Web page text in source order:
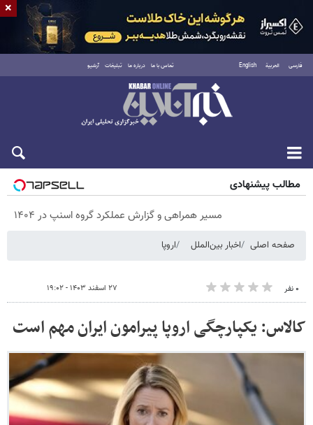
فارسی العربية English تماس با ما درباره ما تبلیغات آرشیو
پنجشنبه ۱۵ مرداد ۱۴۰۵
مطالب پیشنهادی
مسیر همراهی و گزارش عملکرد گروه اسنپ در ۱۴۰۴
صفحه اصلی اخبار بین‌الملل اروپا
۰ نفر ۲۷ اسفند ۱۴۰۳ - ۱۹:۰۲
کالاس: یکپارچگی اروپا پیرامون ایران مهم است
×